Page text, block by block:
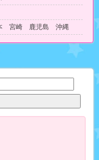
宮崎 鹿児島 沖縄